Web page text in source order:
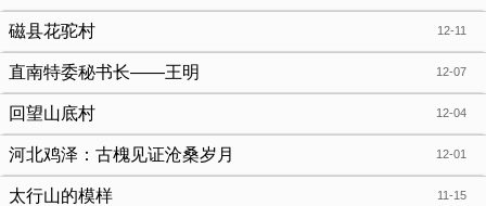
是画 12-11
磁县花驼村
12-07
直南特委秘书长——王明
12-04
回望山底村
12-01
河北鸡泽：古槐见证沧桑岁月
11-15
太行山的模样